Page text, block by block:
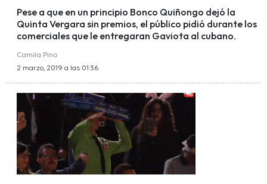
Pese a que en un principio Bonco Quiñongo dejó la
Quinta Vergara sin premios, el público pidió durante los
comerciales que le entregaran Gaviota al cubano.
Camila Pino
2 marzo, 2019 a las 01:36